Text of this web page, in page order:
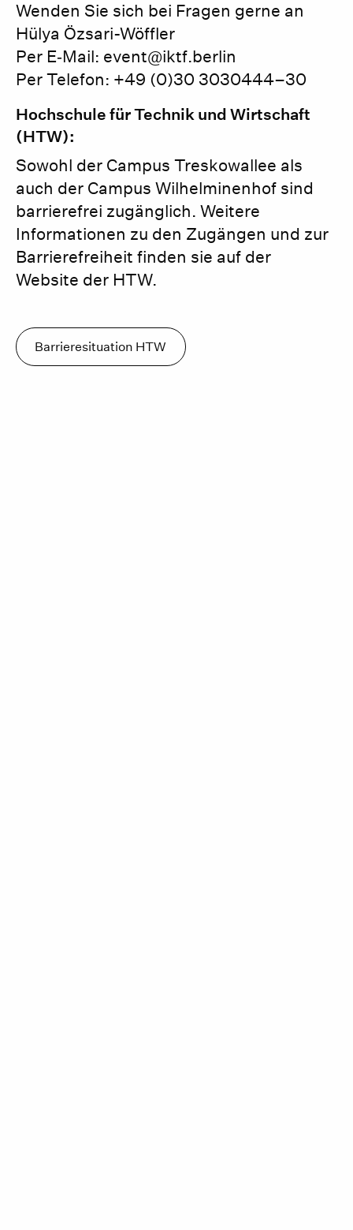
Wenden Sie sich bei Fragen gerne an
Hülya Özsari-Wöffler
Per E‑Mail: event@iktf.berlin
Per Telefon: +49 (0)30 3030444–30
Hochschule für Technik und Wirtschaft
(HTW):
Sowohl der Campus Treskowallee als
auch der Campus Wilhelminenhof sind
barrierefrei zugänglich. Weitere
Informationen zu den Zugängen und zur
Barrierefreiheit finden sie auf der
Website der HTW.
Barrieresituation HTW